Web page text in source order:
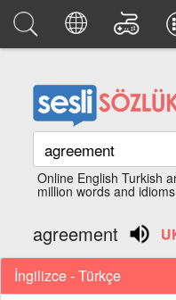
Online English Turkish
million words and
agreement
İngilizce - Türkçe